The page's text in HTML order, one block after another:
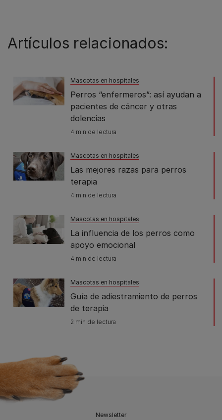
Artículos relacionados:
Mascotas en hospitales
Perros “enfermeros”: así ayudan a
pacientes de cáncer y otras
dolencias
4 min de lectura
Mascotas en hospitales
Las mejores razas para perros
terapia
4 min de lectura
Mascotas en hospitales
La influencia de los perros como
apoyo emocional
4 min de lectura
Mascotas en hospitales
Guía de adiestramiento de perros
de terapia
2 min de lectura
Newsletter